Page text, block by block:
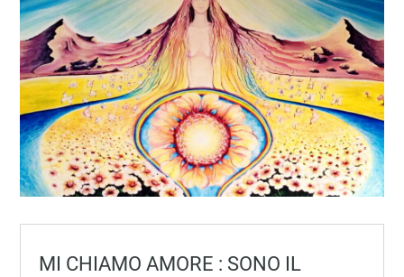
MI CHIAMO AMORE : SONO IL